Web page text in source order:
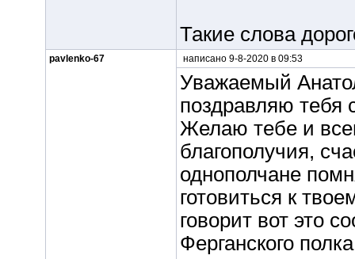
Такие слова
pavlenko-67 написано 9-8-2020 в 09:53
Уважаемый
поздравляю тебя
Желаю тебе и
благополучия,
однополчане
готовиться к
говорит вот это
Ферганского